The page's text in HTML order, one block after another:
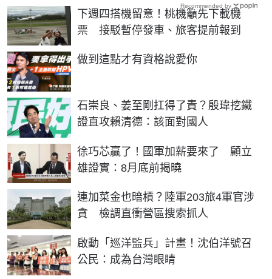
下週四搭機留意！桃機籲先下載機
票 接駁暫停發車、旅客提前報到
做到這點才有資格說愛你
PR
石崇良、姜至剛扛得了責？殷瑋挖鐵
證直攻賴清德：該面對國人
徐巧芯贏了！國軍加薪要來了 顧立
雄證實：8月底前揭曉
連加菜金也暗槓？陸軍203旅4軍官涉
貪 檢調直衝營區搜索抓人
啟動「巡洋監兵」計畫！沈伯洋號召
公民：成為台灣眼睛
Recommended by